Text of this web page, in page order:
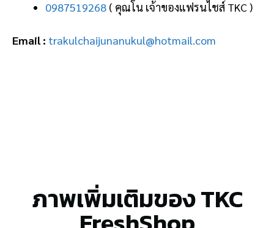
0987519268 ( คุณโน เจ้าของแฟรนไชส์ TKC )
Email : trakulchaijunanukul@hotmail.com
ภาพเพิ่มเติมของ TKC